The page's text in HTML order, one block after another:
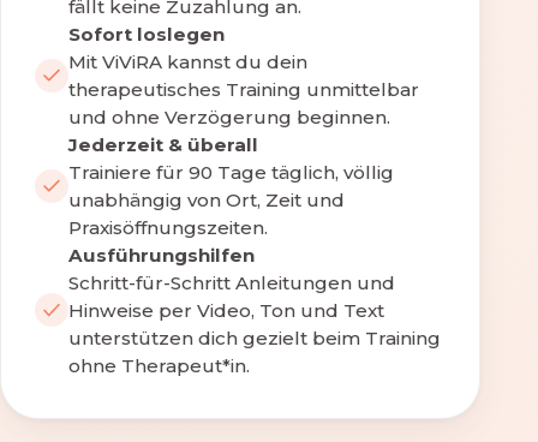
fällt keine Zuzahlung an.
Sofort loslegen
Mit ViViRA kannst du dein
therapeutisches Training unmittelbar
und ohne Verzögerung beginnen.
Jederzeit & überall
Trainiere für 90 Tage täglich, völlig
unabhängig von Ort, Zeit und
Praxisöffnungszeiten.
Ausführungshilfen
Schritt-für-Schritt Anleitungen und
Hinweise per Video, Ton und Text
unterstützen dich gezielt beim Training
ohne Therapeut*in.